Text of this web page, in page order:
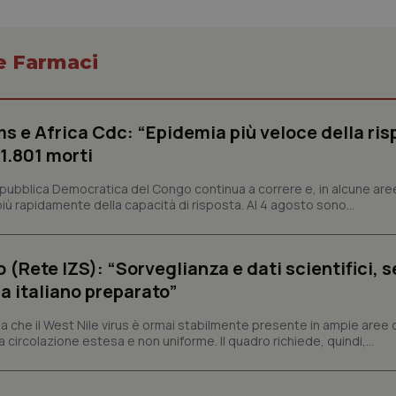
Farmaci
e Africa Cdc: “Epidemia più veloce della
morti
Democratica del Congo continua a correre e, in alcune
rapidamente della capacità di risposta. Al 4 agosto sono...
(Rete IZS): “Sorveglianza e dati scientifici,
italiano preparato”
che il West Nile virus è ormai stabilmente presente in ampie aree
estesa e non uniforme. Il quadro richiede, quindi,...
Necessari Statistici Marketing
a rendere fruibile il sito web abilitandone funzionalità di base quali la
del sito. Il sito web non è in grado di funzionare correttamente senza questi
YouTube
.youtube.com
5 mesi 4
settimane
Questo cookie viene utilizzato
scelte di consenso e privacy
del visitatore riguardo a varie
www.quotidianosanita.it
Questo cookie viene utilizzato
dei cookie di Cookie-Script.com
correttamente.
settimane
abilitare il sistema di tracking